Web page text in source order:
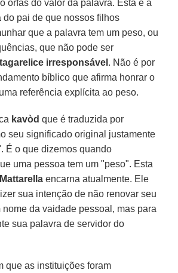
órfãs do valor da palavra. Esta é a
do pai de que nossos filhos
que a palavra tem um peso, ou
que não pode ser
tagarelice irresponsável . Não é por
bíblico que afirma honrar o
referência explícita ao peso.
kavòd que é traduzida por
seu significado original justamente
É o que dizemos quando
uma pessoa tem um "peso". Esta
Mattarella encarna atualmente. Ele
sua intenção de não renovar seu
nome da vaidade pessoal, mas para
sua palavra de servidor do
que as instituições foram